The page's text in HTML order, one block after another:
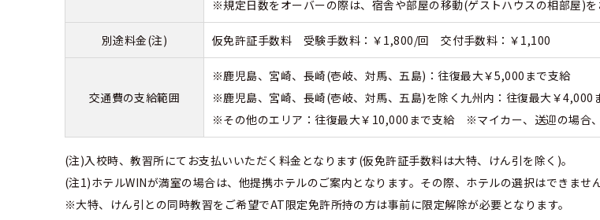
※規定日数をオーバーの際は、宿舎や部屋の移動(ゲストハウスの相部屋)を
別途料金(注) 仮免許証手数料 受験手数料：￥1,800/回 交付手数料：￥1,100
交通費の支給範囲
※鹿児島、宮崎、長崎(壱岐、対馬、五島)：往復最大￥5,000まで支給
※鹿児島、宮崎、長崎(壱岐、対馬、五島)を除く九州内：往復最大￥
※その他のエリア：往復最大￥10,000まで支給 ※マイカー、送迎の場合、
(注)入校時、教習所にてお支払いいただく料金となります(仮免許証手数料は大特、けん引を除く)。
(注1)ホテルWINが満室の場合は、他提携ホテルのご案内となります。その際、ホテルの選択はできません
※大特、けん引との同時教習をご希望でAT限定免許所持の方は事前に限定解除が必要となります。